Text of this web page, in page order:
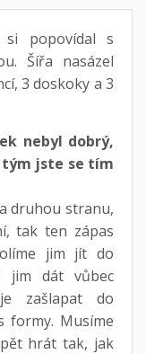
si popovídal s
Šířa nasázel
3 doskoky a 3
nebyl dobrý,
tým jste se tím
druhou stranu,
tak ten zápas
jim jít do
jim dát vůbec
zašlapat do
formy. Musíme
hrát tak, jak